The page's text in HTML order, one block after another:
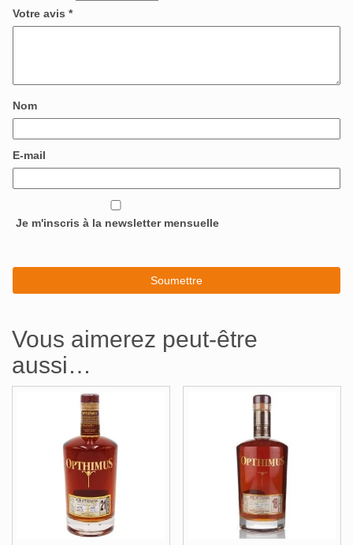
Votre avis *
Nom
E-mail
Je m'inscris à la newsletter mensuelle
Vous aimerez peut-être
aussi…